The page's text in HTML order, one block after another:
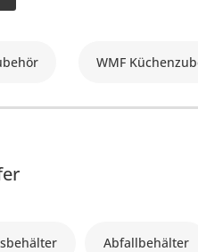
WMF
Abfallbehälter